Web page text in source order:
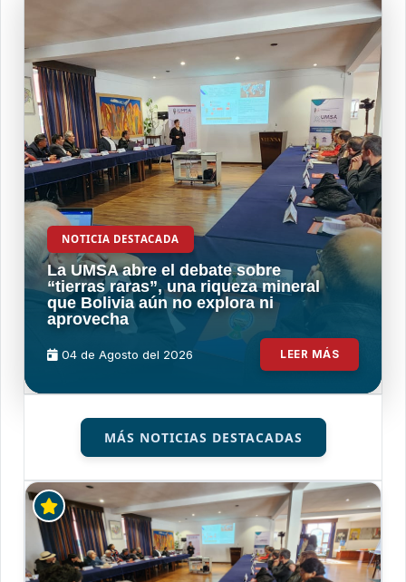
NOTICIA DESTACADA
La UMSA abre el debate sobre
“tierras raras”, una riqueza mineral
que Bolivia aún no explora ni
aprovecha
04 de Agosto del 2026 LEER MÁS
MÁS NOTICIAS DESTACADAS